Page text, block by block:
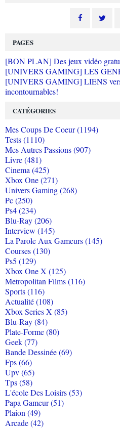
PAGES
[BON PLAN] Des jeux vidéo
[UNIVERS GAMING] LES
[UNIVERS GAMING] LIENS
incontournables!
CATÉGORIES
Mes Coups De Coeur (1194)
Tests (1110)
Mes Autres Passions (907)
Livre (481)
Cinema (425)
Xbox One (271)
Univers Gaming (268)
Pc (250)
Ps4 (234)
Blu-Ray (206)
Interview (145)
La Parole Aux Gameurs (145)
Courses (130)
Ps5 (129)
Xbox One X (125)
Metropolitan Films (116)
Sports (116)
Actualité (108)
Xbox Series X (85)
Blu-Ray (84)
Plate-Forme (80)
Geek (77)
Bande Dessinée (69)
Fps (66)
Upv (65)
Tps (58)
L'école Des Loisirs (53)
Papa Gameur (51)
Plaion (49)
Arcade (42)